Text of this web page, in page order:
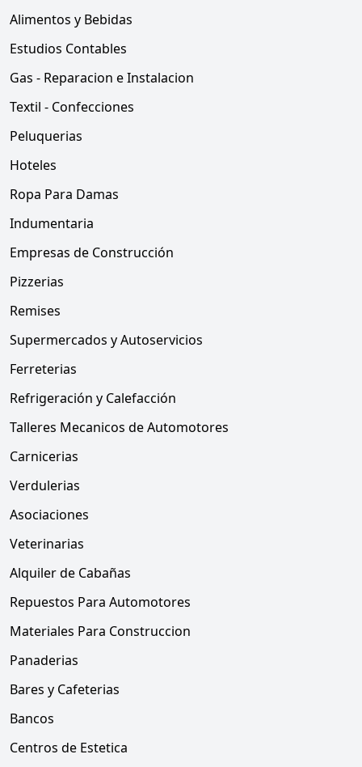
Alimentos y Bebidas
Estudios Contables
Gas - Reparacion e Instalacion
Textil - Confecciones
Peluquerias
Hoteles
Ropa Para Damas
Indumentaria
Empresas de Construcción
Pizzerias
Remises
Supermercados y Autoservicios
Ferreterias
Refrigeración y Calefacción
Talleres Mecanicos de Automotores
Carnicerias
Verdulerias
Asociaciones
Veterinarias
Alquiler de Cabañas
Repuestos Para Automotores
Materiales Para Construccion
Panaderias
Bares y Cafeterias
Bancos
Centros de Estetica